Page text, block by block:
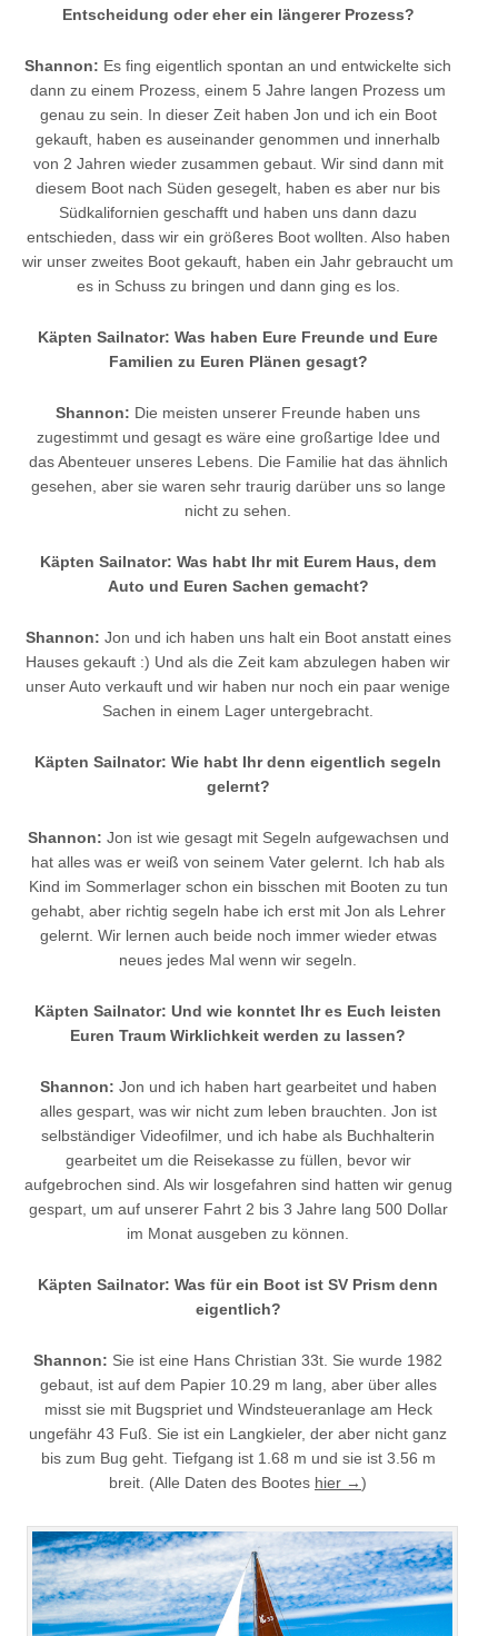
Entscheidung oder eher ein längerer Prozess?
Shannon: Es fing eigentlich spontan an und entwickelte sich
dann zu einem Prozess, einem 5 Jahre langen Prozess um
genau zu sein. In dieser Zeit haben Jon und ich ein Boot
gekauft, haben es auseinander genommen und innerhalb
von 2 Jahren wieder zusammen gebaut. Wir sind dann mit
diesem Boot nach Süden gesegelt, haben es aber nur bis
Südkalifornien geschafft und haben uns dann dazu
entschieden, dass wir ein größeres Boot wollten. Also haben
wir unser zweites Boot gekauft, haben ein Jahr gebraucht um
es in Schuss zu bringen und dann ging es los.
Käpten Sailnator: Was haben Eure Freunde und Eure
Familien zu Euren Plänen gesagt?
Shannon: Die meisten unserer Freunde haben uns
zugestimmt und gesagt es wäre eine großartige Idee und
das Abenteuer unseres Lebens. Die Familie hat das ähnlich
gesehen, aber sie waren sehr traurig darüber uns so lange
nicht zu sehen.
Käpten Sailnator: Was habt Ihr mit Eurem Haus, dem
Auto und Euren Sachen gemacht?
Shannon: Jon und ich haben uns halt ein Boot anstatt eines
Hauses gekauft :) Und als die Zeit kam abzulegen haben wir
unser Auto verkauft und wir haben nur noch ein paar wenige
Sachen in einem Lager untergebracht.
Käpten Sailnator: Wie habt Ihr denn eigentlich segeln
gelernt?
Shannon: Jon ist wie gesagt mit Segeln aufgewachsen und
hat alles was er weiß von seinem Vater gelernt. Ich hab als
Kind im Sommerlager schon ein bisschen mit Booten zu tun
gehabt, aber richtig segeln habe ich erst mit Jon als Lehrer
gelernt. Wir lernen auch beide noch immer wieder etwas
neues jedes Mal wenn wir segeln.
Käpten Sailnator: Und wie konntet Ihr es Euch leisten
Euren Traum Wirklichkeit werden zu lassen?
Shannon: Jon und ich haben hart gearbeitet und haben
alles gespart, was wir nicht zum leben brauchten. Jon ist
selbständiger Videofilmer, und ich habe als Buchhalterin
gearbeitet um die Reisekasse zu füllen, bevor wir
aufgebrochen sind. Als wir losgefahren sind hatten wir genug
gespart, um auf unserer Fahrt 2 bis 3 Jahre lang 500 Dollar
im Monat ausgeben zu können.
Käpten Sailnator: Was für ein Boot ist SV Prism denn
eigentlich?
Shannon: Sie ist eine Hans Christian 33t. Sie wurde 1982
gebaut, ist auf dem Papier 10.29 m lang, aber über alles
misst sie mit Bugspriet und Windsteueranlage am Heck
ungefähr 43 Fuß. Sie ist ein Langkieler, der aber nicht ganz
bis zum Bug geht. Tiefgang ist 1.68 m und sie ist 3.56 m
breit. (Alle Daten des Bootes hier →)